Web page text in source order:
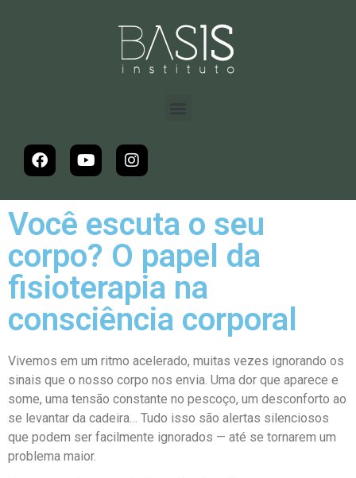
Você escuta o seu
corpo? O papel da
fisioterapia na
consciência corporal
Vivemos em um ritmo acelerado, muitas vezes ignorando os
sinais que o nosso corpo nos envia. Uma dor que aparece e
some, uma tensão constante no pescoço, um desconforto ao
se levantar da cadeira… Tudo isso são alertas silenciosos
que podem ser facilmente ignorados — até se tornarem um
problema maior.